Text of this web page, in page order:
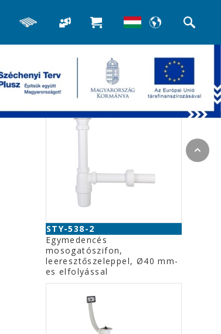
>>Mosogató búra-, és csőszifonok
Kapcsolódó termékek
STY-538-2
Egymedencés
mosogatószifon,
leeresztőszeleppel, Ø40 mm-
es elfolyással